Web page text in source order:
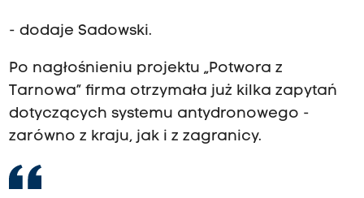
- dodaje Sadowski.
Po nagłośnieniu projektu „Potwora z
Tarnowa” firma otrzymała już kilka zapytań
dotyczących systemu antydronowego -
zarówno z kraju, jak i z zagranicy.